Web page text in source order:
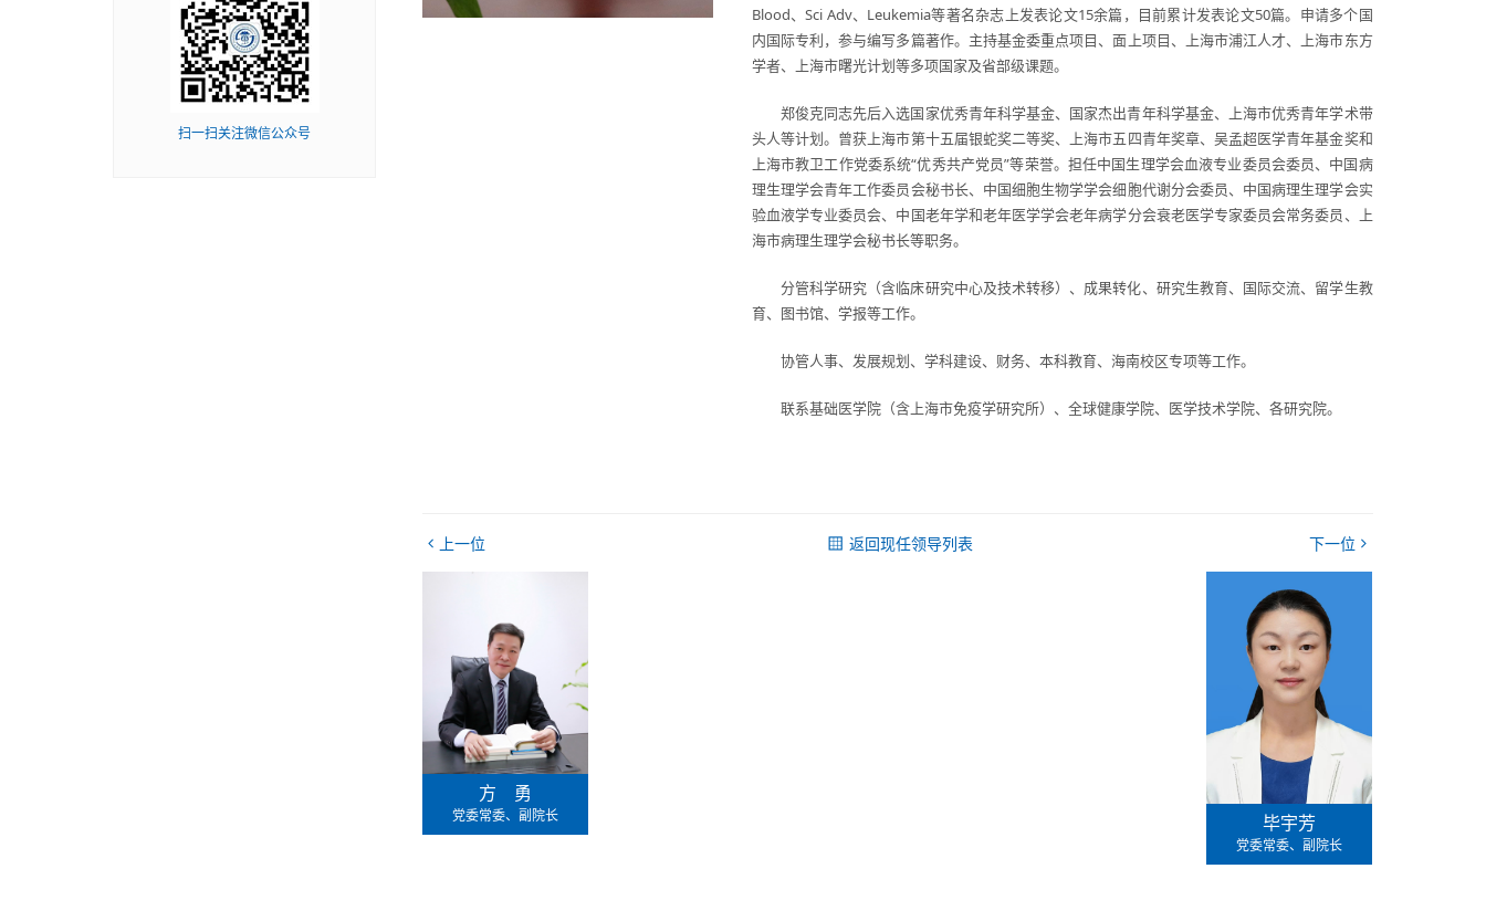
Blood、Sci Adv、Leukemia等著名杂志上发表论文15余篇，目前累计发表论文50篇。申请多个国
内国际专利，参与编写多篇著作。主持基金委重点项目、面上项目、上海市浦江人才、上海市东方
学者、上海市曙光计划等多项国家及省部级课题。
郑俊克同志先后入选国家优秀青年科学基金、国家杰出青年科学基金、上海市优秀青年学术带
头人等计划。曾获上海市第十五届银蛇奖二等奖、上海市五四青年奖章、吴孟超医学青年基金奖和
上海市教卫工作党委系统“优秀共产党员”等荣誉。担任中国生理学会血液专业委员会委员、中国病
理生理学会青年工作委员会秘书长、中国细胞生物学学会细胞代谢分会委员、中国病理生理学会实
验血液学专业委员会、中国老年学和老年医学学会老年病学分会衰老医学专家委员会常务委员、上
海市病理生理学会秘书长等职务。
分管科学研究（含临床研究中心及技术转移）、成果转化、研究生教育、国际交流、留学生教
育、图书馆、学报等工作。
协管人事、发展规划、学科建设、财务、本科教育、海南校区专项等工作。
联系基础医学院（含上海市免疫学研究所）、全球健康学院、医学技术学院、各研究院。
上一位
方 勇
党委常委、副院长
返回现任领导列表 下一位
毕宇芳
党委常委、副院长
扫一扫关注微信公众号